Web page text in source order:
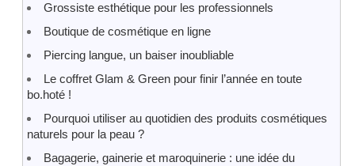
Grossiste esthétique pour les professionnels
Boutique de cosmétique en ligne
Piercing langue, un baiser inoubliable
Le coffret Glam & Green pour finir l’année en toute
bo.hoté !
Pourquoi utiliser au quotidien des produits cosmétiques
naturels pour la peau ?
Bagagerie, gainerie et maroquinerie : une idée du